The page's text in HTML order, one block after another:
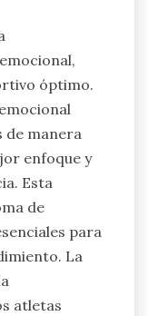
óptimo.
de manera
enfoque y
Esta
de
para
La
atletas